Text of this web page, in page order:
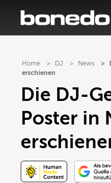
Home DJ News
erschienen
Die DJ-
Poster in